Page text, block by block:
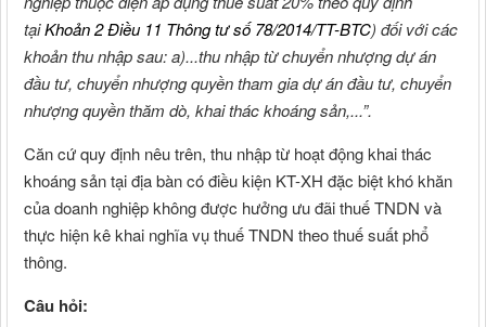
tạiKhoản 2 Điều 11 Thông tư số 78/2014/TT-BTC) đối với các
khoản thu nhập sau: a)...thu nhập từ chuyển nhượng dự án
đầu tư, chuyển nhượng quyền tham gia dự án đầu tư, chuyển
nhượng quyền thăm dò, khai thác khoáng sản,...”.
Căn cứ quy định nêu trên, thu nhập từ hoạt động khai thác
khoáng sản tại địa bàn có điều kiện KT-XH đặc biệt khó khăn
của doanh nghiệp không được hưởng ưu đãi thuế TNDN và
thực hiện kê khai nghĩa vụ thuế TNDN theo thuế suất phổ
thông.
Câu hỏi: